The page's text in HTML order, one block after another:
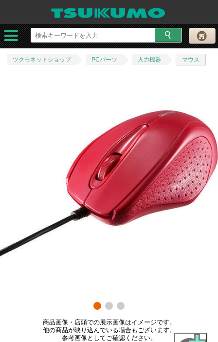
ツクモネットショップ PCパーツ 入力機器 マウス
商品画像・店頭での展示画像はイメージです。
他の商品が映り込んでいる場合もございます。
参考画像としてご確認ください。